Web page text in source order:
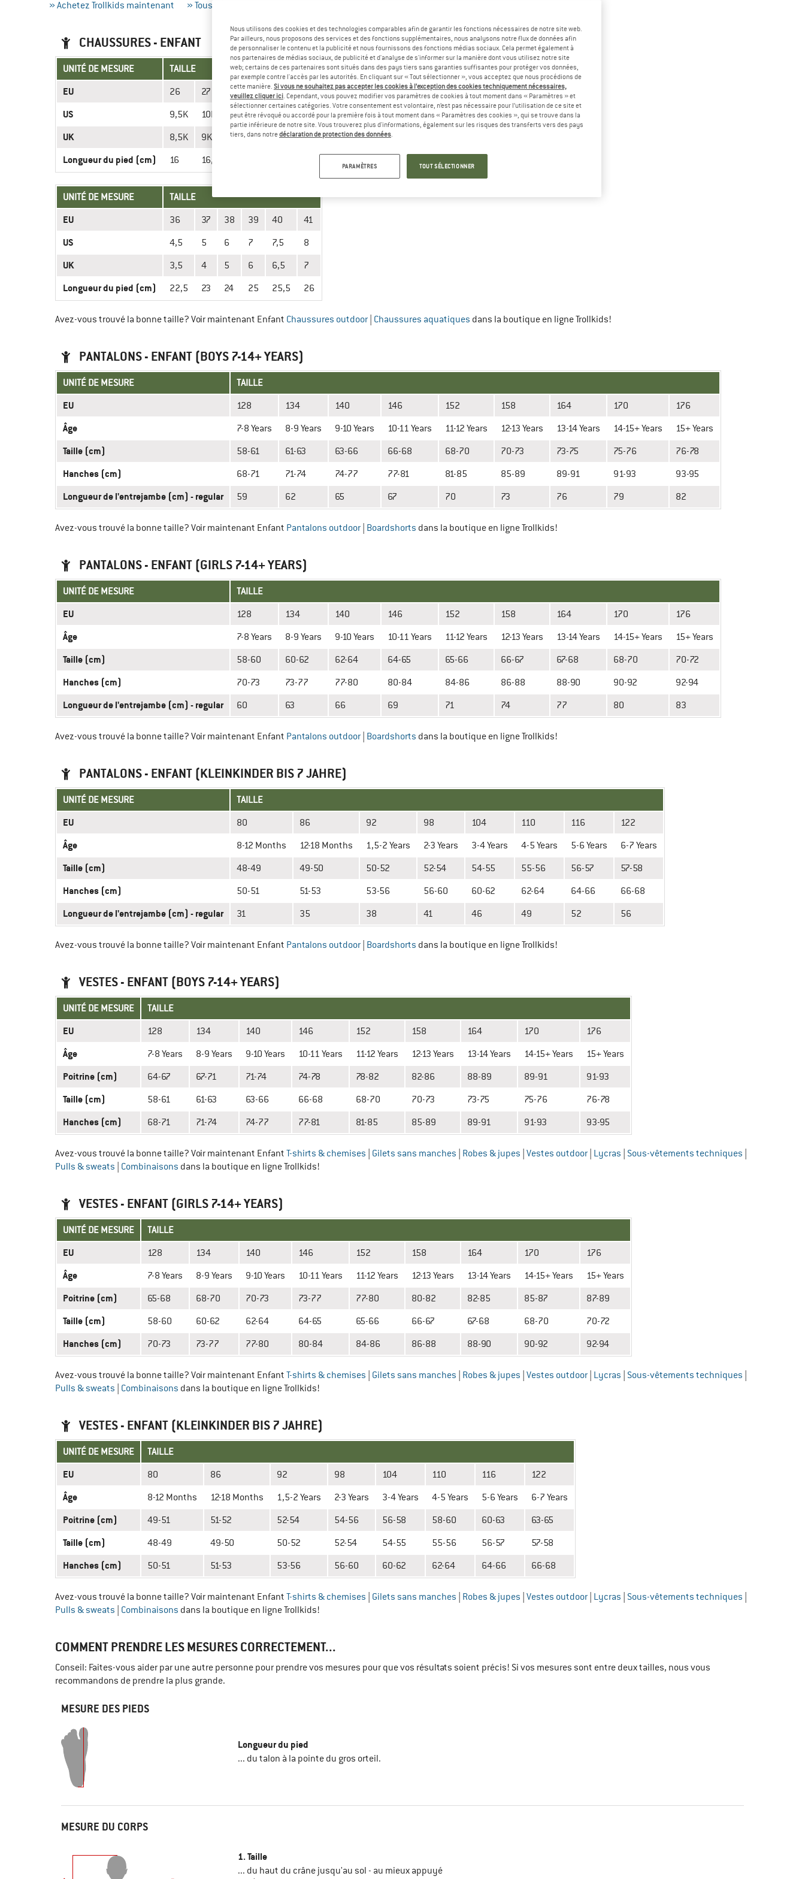
» Achetez Trollkids maintenant » Tous les guide des tailles
CHAUSSURES - ENFANT
UNITÉ DE MESURE TAILLE
EU 26 27 28 29 30 31 32 33 34 35
US 9,5K 10K 11K 12K 12,5K 13K 1 2 2,5 3,5
UK 8,5K 9K 10K 11K 11,5K 12K 13K 1
Longueur du pied (cm) 16 16,5 19 21,5
UNITÉ DE MESURE TAILLE
EU 36 37 38 39 40 41
US 4,5 5 6 7 7,5 8
UK 3,5 4 5 6 6,5 7
Longueur du pied (cm) 22,5 23 24 25 25,5 26
Avez-vous trouvé la bonne taille? Voir maintenant Enfant Chaussures outdoor Chaussures aquatiques dans la boutique en ligne Trollkids!
PANTALONS - ENFANT (BOYS 7-14+ YEARS)
UNITÉ DE MESURE TAILLE
EU 128 134 140 146 152 158 164 170 176
Âge 7-8 Years 8-9 Years 9-10 Years 10-11 Years 11-12 Years 12-13 Years 13-14 Years 14-15+ Years 15+ Years
Taille (cm) 58-61 61-63 63-66 66-68 68-70 70-73 73-75 75-76 76-78
Hanches (cm) 68-71 71-74 74-77 77-81 81-85 85-89 89-91 91-93 93-95
Longueur de l'entrejambe (cm) - regular 59 62 65 67 70 73 76 79 82
Avez-vous trouvé la bonne taille? Voir maintenant Enfant Pantalons outdoor Boardshorts dans la boutique en ligne Trollkids!
PANTALONS - ENFANT (GIRLS 7-14+ YEARS)
UNITÉ DE MESURE TAILLE
EU 128 134 140 146 152 158 164 170 176
Âge 7-8 Years 8-9 Years 9-10 Years 10-11 Years 11-12 Years 12-13 Years 13-14 Years 14-15+ Years 15+ Years
Taille (cm) 58-60 60-62 62-64 64-65 65-66 66-67 67-68 68-70 70-72
Hanches (cm) 70-73 73-77 77-80 80-84 84-86 86-88 88-90 90-92 92-94
Longueur de l'entrejambe (cm) - regular 60 63 66 69 71 74 77 80 83
Avez-vous trouvé la bonne taille? Voir maintenant Enfant Pantalons outdoor Boardshorts dans la boutique en ligne Trollkids!
PANTALONS - ENFANT (KLEINKINDER BIS 7 JAHRE)
UNITÉ DE MESURE TAILLE
EU 80 86 92 98 104 110 116 122
Âge 8-12 Months 12-18 Months 1,5-2 Years 2-3 Years 3-4 Years 4-5 Years 5-6 Years 6-7 Years
Taille (cm) 48-49 49-50 50-52 52-54 54-55 55-56 56-57 57-58
Hanches (cm) 50-51 51-53 53-56 56-60 60-62 62-64 64-66 66-68
Longueur de l'entrejambe (cm) - regular 31 35 38 41 46 49 52 56
Avez-vous trouvé la bonne taille? Voir maintenant Enfant Pantalons outdoor Boardshorts dans la boutique en ligne Trollkids!
VESTES - ENFANT (BOYS 7-14+ YEARS)
UNITÉ DE MESURE TAILLE
EU 128 134 140 146 152 158 164 170 176
Âge 7-8 Years 8-9 Years 9-10 Years 10-11 Years 11-12 Years 12-13 Years 13-14 Years 14-15+ Years 15+ Years
Poitrine (cm) 64-67 67-71 71-74 74-78 78-82 82-86 88-89 89-91 91-93
Taille (cm) 58-61 61-63 63-66 66-68 68-70 70-73 73-75 75-76 76-78
Hanches (cm) 68-71 71-74 74-77 77-81 81-85 85-89 89-91 91-93 93-95
Avez-vous trouvé la bonne taille? Voir maintenant Enfant T-shirts & chemises Gilets sans manches Robes & jupes Vestes outdoor Lycras Sous-vêtements techniques
Pulls & sweats Combinaisons dans la boutique en ligne Trollkids!
VESTES - ENFANT (GIRLS 7-14+ YEARS)
UNITÉ DE MESURE TAILLE
EU 128 134 140 146 152 158 164 170 176
Âge 7-8 Years 8-9 Years 9-10 Years 10-11 Years 11-12 Years 12-13 Years 13-14 Years 14-15+ Years 15+ Years
Poitrine (cm) 65-68 68-70 70-73 73-77 77-80 80-82 82-85 85-87 87-89
Taille (cm) 58-60 60-62 62-64 64-65 65-66 66-67 67-68 68-70 70-72
Hanches (cm) 70-73 73-77 77-80 80-84 84-86 86-88 88-90 90-92 92-94
Avez-vous trouvé la bonne taille? Voir maintenant Enfant T-shirts & chemises Gilets sans manches Robes & jupes Vestes outdoor Lycras Sous-vêtements techniques
Pulls & sweats Combinaisons dans la boutique en ligne Trollkids!
VESTES - ENFANT (KLEINKINDER BIS 7 JAHRE)
UNITÉ DE MESURE TAILLE
EU 80 86 92 98 104 110 116 122
Âge 8-12 Months 12-18 Months 1,5-2 Years 2-3 Years 3-4 Years 4-5 Years 5-6 Years 6-7 Years
Poitrine (cm) 49-51 51-52 52-54 54-56 56-58 58-60 60-63 63-65
Taille (cm) 48-49 49-50 50-52 52-54 54-55 55-56 56-57 57-58
Hanches (cm) 50-51 51-53 53-56 56-60 60-62 62-64 64-66 66-68
Avez-vous trouvé la bonne taille? Voir maintenant Enfant T-shirts & chemises Gilets sans manches Robes & jupes Vestes outdoor Lycras Sous-vêtements techniques
Pulls & sweats Combinaisons dans la boutique en ligne Trollkids!
COMMENT PRENDRE LES MESURES CORRECTEMENT...
Conseil: Faites-vous aider par une autre personne pour prendre vos mesures pour que vos résultats soient précis! Si vos mesures sont entre deux tailles, nous vous
recommandons de prendre la plus grande.
MESURE DES PIEDS
Longueur du pied
... du talon à la pointe du gros orteil.
MESURE DU CORPS
1. Taille
... du haut du crâne jusqu'au sol - au mieux appuyé
Nous utilisons des cookies et des technologies comparables afin de garantir les fonctions nécessaires de notre site web.
Par ailleurs, nous proposons des services et des fonctions supplémentaires, nous analysons notre flux de données afin
de personnaliser le contenu et la publicité et nous fournissons des fonctions médias sociaux. Cela permet également à
nos partenaires de médias sociaux, de publicité et d'analyse de s'informer sur la manière dont vous utilisez notre site
web; certains de ces partenaires sont situés dans des pays tiers sans garanties suffisantes pour protéger vos données,
par exemple contre l'accès par les autorités. En cliquant sur « Tout sélectionner », vous acceptez que nous procédions de
cette manière. Si vous ne souhaitez pas accepter les cookies à l’exception des cookies techniquement nécessaires,
veuillez cliquer ici. Cependant, vous pouvez modifier vos paramètres de cookies à tout moment dans « Paramètres » et
sélectionner certaines catégories. Votre consentement est volontaire, n’est pas nécessaire pour l’utilisation de ce site et
peut être révoqué ou accordé pour la première fois à tout moment dans « Paramètres des cookies », qui se trouve dans la
partie inférieure de notre site. Vous trouverez plus d'informations, également sur les risques des transferts vers des pays
tiers, dans notredéclaration de protection des données.
PARAMÈTRES TOUT SÉLECTIONNER